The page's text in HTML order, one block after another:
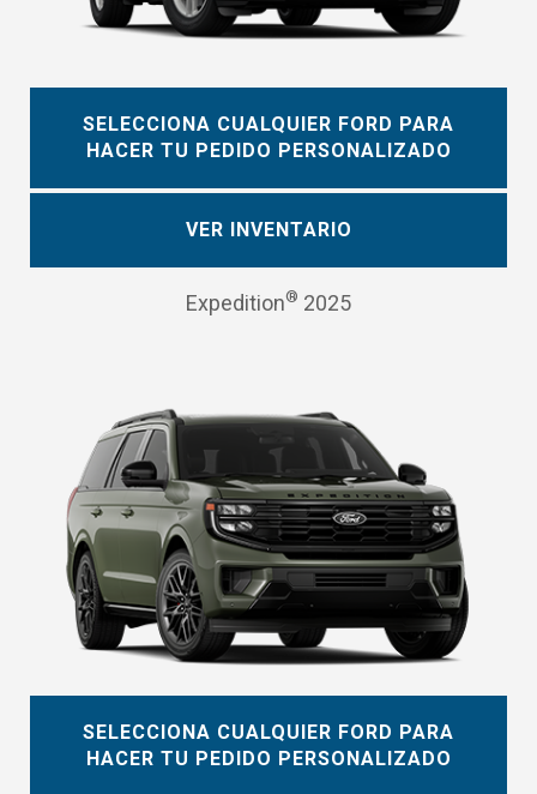
SELECCIONA CUALQUIER FORD PARA
HACER TU PEDIDO PERSONALIZADO
VER INVENTARIO
Expedition® 2025
SELECCIONA CUALQUIER FORD PARA
HACER TU PEDIDO PERSONALIZADO